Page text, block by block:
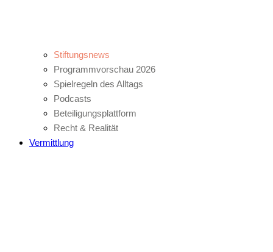
Stiftungsnews
Programmvorschau 2026
Spielregeln des Alltags
Podcasts
Beteiligungsplattform
Recht & Realität
Vermittlung